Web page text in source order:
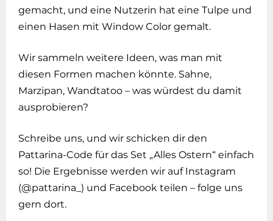
gemacht, und eine Nutzerin hat eine Tulpe und
einen Hasen mit Window Color gemalt.
Wir sammeln weitere Ideen, was man mit
diesen Formen machen könnte. Sahne,
Marzipan, Wandtatoo – was würdest du damit
ausprobieren?
Schreibe uns, und wir schicken dir den
Pattarina-Code für das Set „Alles Ostern“ einfach
so! Die Ergebnisse werden wir auf Instagram
(@pattarina_) und Facebook teilen – folge uns
gern dort.